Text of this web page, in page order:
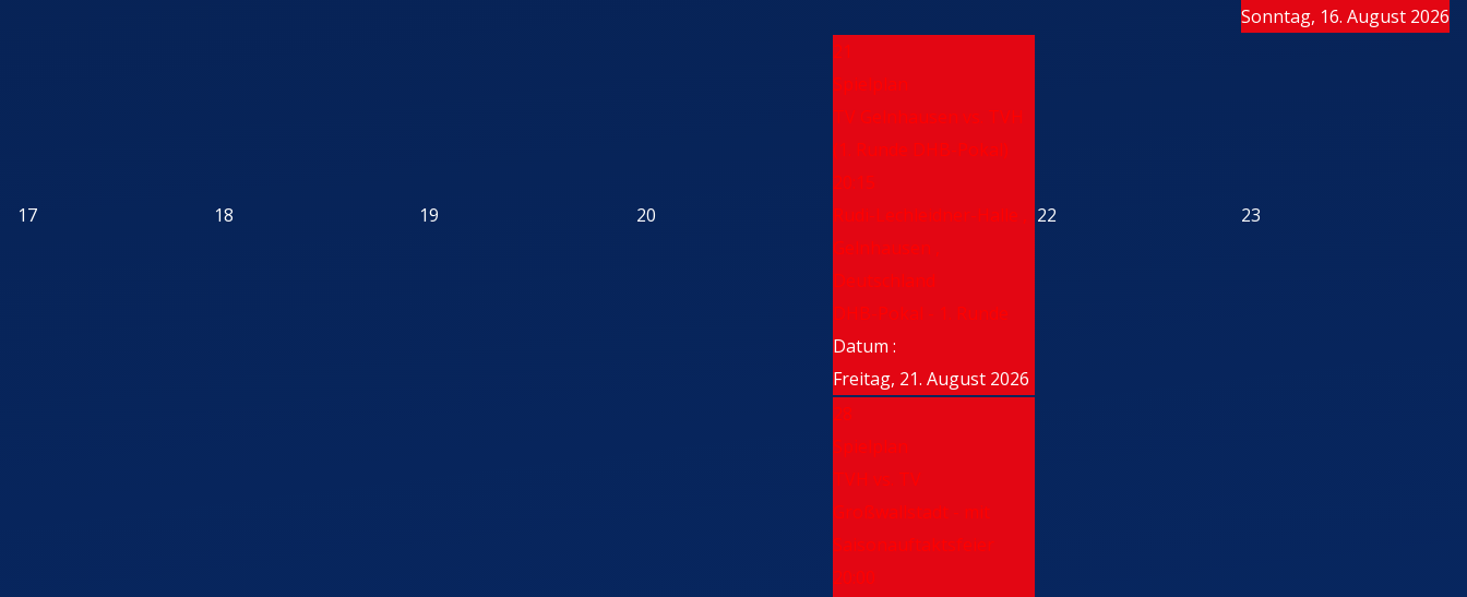
Sonntag, 16. August 2026
17 18 19 20
21
Spielplan
TV Gelnhausen vs. TVH
(1. Runde DHB-Pokal)
20:15
Rudi-Lechleidner-Halle ,
Gelnhausen ,
Deutschland
DHB-Pokal - 1. Runde
Datum :
Freitag, 21. August 2026
22 23
28
Spielplan
TVH vs. TV
Großwallstadt - mit
Saisonauftaktsfeier
20:00